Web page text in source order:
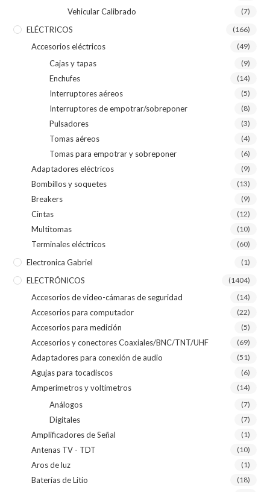
Vehicular Calibrado (7)
ELÉCTRICOS (166)
Accesorios eléctricos (49)
Cajas y tapas (9)
Enchufes (14)
Interruptores aéreos (5)
Interruptores de empotrar/sobreponer (8)
Pulsadores (3)
Tomas aéreos (4)
Tomas para empotrar y sobreponer (6)
Adaptadores eléctricos (9)
Bombillos y soquetes (13)
Breakers (9)
Cintas (12)
Multitomas (10)
Terminales eléctricos (60)
Electronica Gabriel (1)
ELECTRÓNICOS (1404)
Accesorios de video-cámaras de seguridad (14)
Accesorios para computador (22)
Accesorios para medición (5)
Accesorios y conectores Coaxiales/BNC/TNT/UHF (69)
Adaptadores para conexión de audio (51)
Agujas para tocadiscos (6)
Amperímetros y voltímetros (14)
Análogos (7)
Digitales (7)
Amplificadores de Señal (1)
Antenas TV - TDT (10)
Aros de luz (1)
Baterías de Litio (18)